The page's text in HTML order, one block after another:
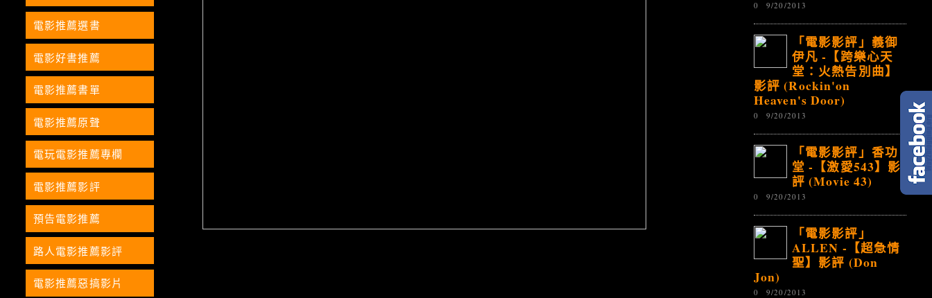
電影推薦選書
電影好書推薦
電影推薦書單
電影推薦原聲
電玩電影推薦專欄
電影推薦影評
預告電影推薦
路人電影推薦影評
電影推薦惡搞影片
0 9/20/2013
「電影影評」義御
伊凡 -【跨樂心天
堂：火熱告別曲】
影評 (Rockin'on
Heaven's Door)
0 9/20/2013
「電影影評」香功
堂 -【激愛543】影
評 (Movie 43)
0 9/20/2013
「電影影評」
ALLEN -【超急情
聖】影評 (Don
Jon)
0 9/20/2013